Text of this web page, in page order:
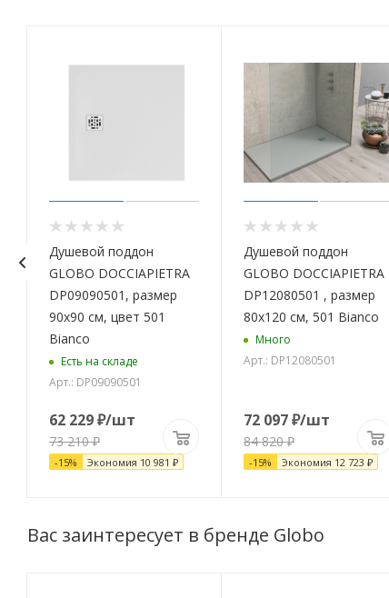
Душевой поддон
GLOBO DOCCIAPIETRA
DP09090501, размер
90x90 см, цвет 501
Bianco
Есть на складе
Арт.: DP09090501
62 229₽/шт
73 210₽
-15% Экономия 10 981 ₽
Душевой поддон
GLOBO DOCCIAPIETRA
DP12080501 , размер
80x120 см, 501 Bianco
Много
Арт.: DP12080501
72 097₽/шт
84 820₽
-15% Экономия 12 723 ₽
Вас заинтересует в бренде Globo